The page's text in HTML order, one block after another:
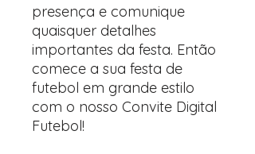
presença e comunique
quaisquer detalhes
importantes da festa. Então
comece a sua festa de
futebol em grande estilo
com o nosso Convite Digital
Futebol!